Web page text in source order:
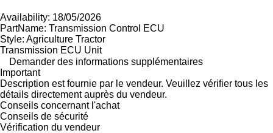
Availability: 18/05/2026
PartName: Transmission Control ECU
Style: Agriculture Tractor
Transmission ECU Unit
Demander des informations supplémentaires
Important
Description est fournie par le vendeur. Veuillez vérifier tous les
détails directement auprès du vendeur.
Conseils concernant l'achat
Conseils de sécurité
Vérification du vendeur